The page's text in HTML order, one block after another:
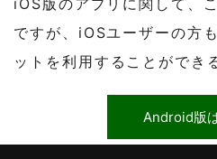
iOS版のアプリに関して、
ですが、iOSユーザーの方
ットを利用することができ
Android版